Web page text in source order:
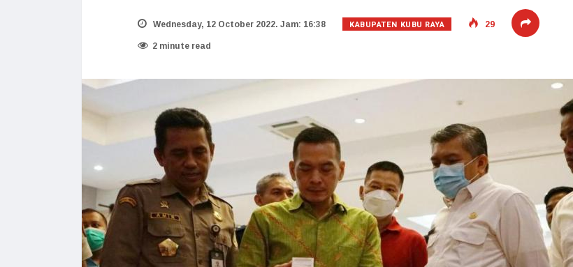
Wednesday, 12 October 2022. Jam: 16:38 KABUPATEN KUBU RAYA 29
2 minute read